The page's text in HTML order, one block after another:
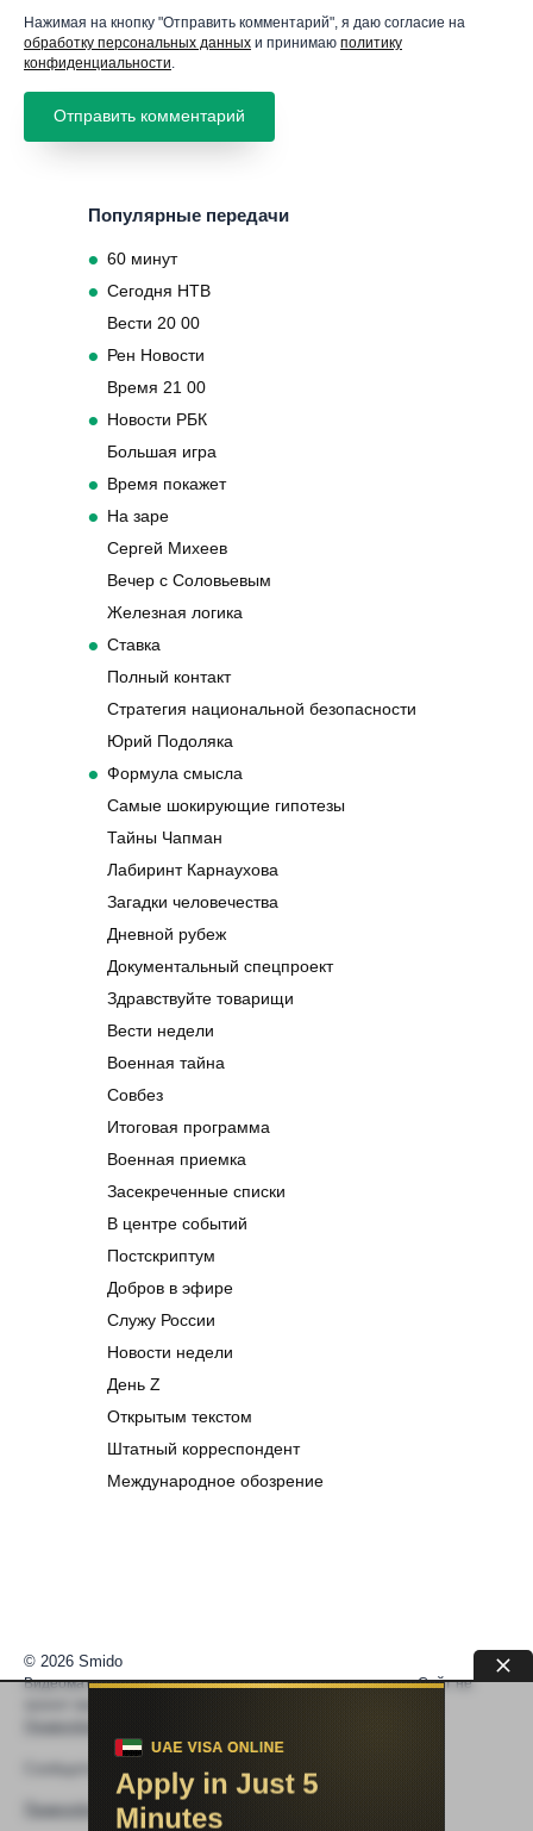
Нажимая на кнопку "Отправить комментарий", я даю согласие на
обработку персональных данных и принимаю политику
конфиденциальности
Популярные передачи
60 минут
Сегодня НТВ
Вести 20 00
Рен Новости
Время 21 00
Новости РБК
Большая игра
Время покажет
На заре
Сергей Михеев
Вечер с Соловьевым
Железная логика
Ставка
Полный контакт
Стратегия национальной безопасности
Юрий Подоляка
Формула смысла
Самые шокирующие гипотезы
Тайны Чапман
Лабиринт Карнаухова
Загадки человечества
Дневной рубеж
Документальный спецпроект
Здравствуйте товарищи
Вести недели
Военная тайна
Совбез
Итоговая программа
Военная приемка
Засекреченные списки
В центре событий
Постскриптум
Добров в эфире
Служу России
Новости недели
День Z
Открытым текстом
Штатный корреспондент
Международное обозрение
© 2026 Smido
Видеоматериалы встраиваются из открытых источников. Сайт не
Сообщите нам если Видео не работает
Правообладателям